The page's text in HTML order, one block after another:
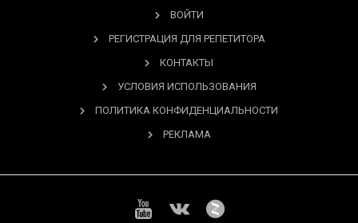
ВОЙТИ
РЕГИСТРАЦИЯ ДЛЯ РЕПЕТИТОРА
КОНТАКТЫ
УСЛОВИЯ ИСПОЛЬЗОВАНИЯ
ПОЛИТИКА КОНФИДЕНЦИАЛЬНОСТИ
РЕКЛАМА